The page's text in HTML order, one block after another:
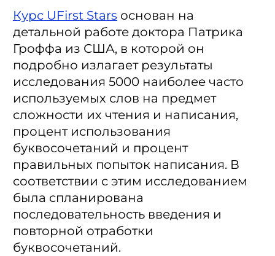
Курс UFirst Stars основан на
детальной работе доктора Патрика
Гроффа из США, в которой он
подробно излагает результаты
исследования 5000 наиболее часто
используемых слов на предмет
сложности их чтения и написания,
процент использования
буквосочетаний и процент
правильных попыток написания. В
соответствии с этим исследованием
была спланирована
последовательность введения и
повторной отработки
буквосочетаний.